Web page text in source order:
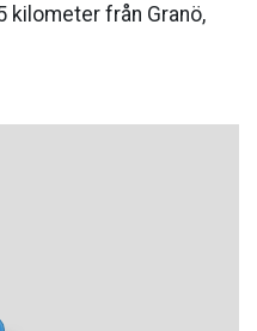
kilometer från Granö,